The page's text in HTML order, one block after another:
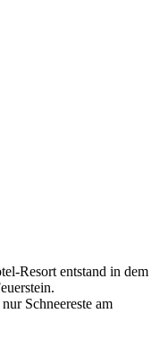
Resort entstand in dem
Schneereste am